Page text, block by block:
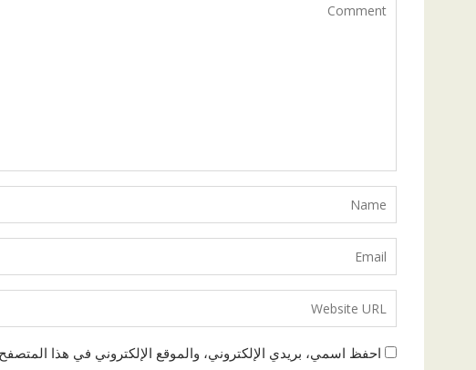
احفظ اسمي، بريدي الإلكتروني، والموقع الإلكتروني في هذا